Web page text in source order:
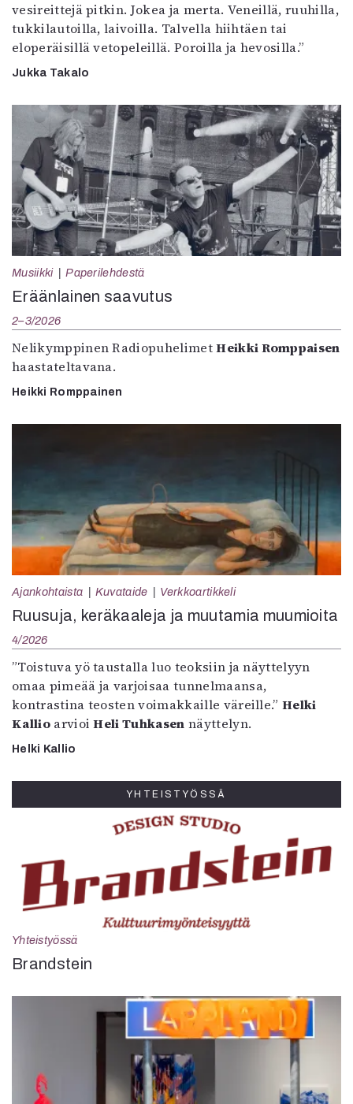
vesireittejä pitkin. Jokea ja merta. Veneillä, ruuhilla,
tukkilautoilla, laivoilla. Talvella hiihtäen tai
eloperäisillä vetopeleillä. Poroilla ja hevosilla.”
Jukka Takalo
Musiikki Paperilehdestä
Eräänlainen saavutus
2–3/2026
Nelikymppinen RadiopuhelimetHeikki Romppaisen
haastateltavana.
Heikki Romppainen
Ajankohtaista Kuvataide Verkkoartikkeli
Ruusuja, keräkaaleja ja muutamia muumioita
4/2026
”Toistuva yö taustalla luo teoksiin ja näyttelyyn
omaa pimeää ja varjoisaa tunnelmaansa,
kontrastina teosten voimakkaille väreille.”Helki
KallioarvioiHeli Tuhkasen näyttelyn.
Helki Kallio
YHTEISTYÖSSÄ
Yhteistyössä
Brandstein